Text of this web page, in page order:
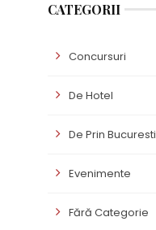
CATEGORII
Concursuri
De Hotel
De Prin Bucuresti
Evenimente
Fără Categorie